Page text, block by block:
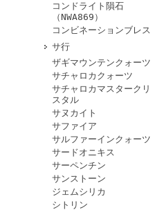
コンドライト隕石
（NWA869）
コンビネーションブレス
サ行
ザギマウンテンクォーツ
サチャロカクォーツ
サチャロカマスタークリ
スタル
サヌカイト
サファイア
サルファーインクォーツ
サードオニキス
サーペンチン
サンストーン
ジェムシリカ
シトリン